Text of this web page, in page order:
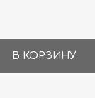
В КОРЗИНУ